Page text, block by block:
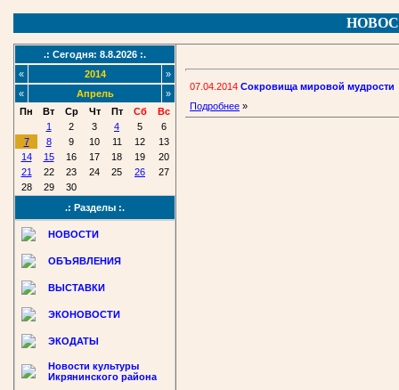
.: Сегодня: 8.8.2026 :.
«
2014
»
«
Апрель
»
Пн
Вт Ср Чт Пт Сб
Вс
1
2 3 4 5
6
7
8 9 10 11 12
13
14
15 16 17 18 19
20
21
22 23 24 25 26
27
28
29
30
.: Разделы :.
НОВОСТИ
ОБЪЯВЛЕНИЯ
ВЫСТАВКИ
ЭКОНОВОСТИ
ЭКОДАТЫ
Новости культуры
Икрянинского района
07.04.2014 Сокровища мировой мудрости
Подробнее »